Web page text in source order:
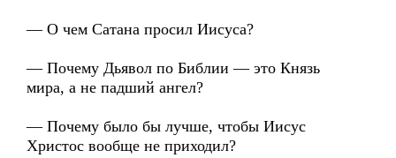
— О чем Сатана просил Иисуса?
— Почему Дьявол по Библии — это Князь
мира, а не падший ангел?
— Почему было бы лучше, чтобы Иисус
Христос вообще не приходил?